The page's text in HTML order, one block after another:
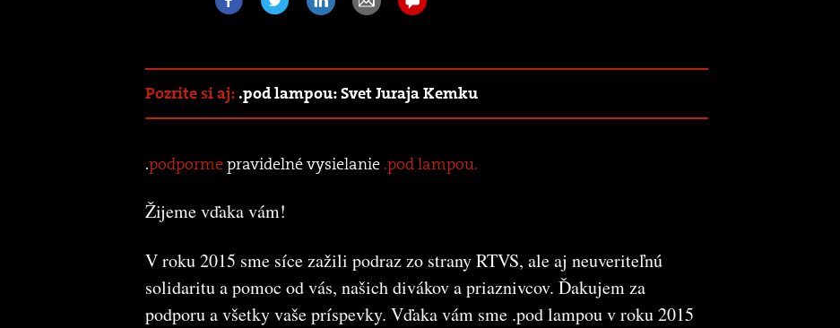
Pozrite si aj:.pod lampou: Svet Juraja Kemku
.podpormepravidelné vysielanie .pod lampou.
Žijeme vďaka vám!
V roku 2015 sme síce zažili podraz zo strany RTVS, ale aj neuveriteľnú
solidaritu a pomoc od vás, našich divákov a priaznivcov. Ďakujem za
podporu a všetky vaše príspevky. Vďaka vám sme .pod lampou v roku 2015